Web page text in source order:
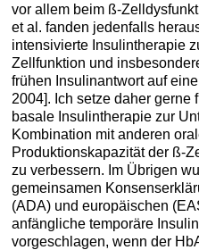
vor allem beim ß-
et al. fanden jedenfalls
intensivierte Insulintherapie
Zellfunktion und
frühen Insulinantwort auf
2004]. Ich setze daher
basale Insulintherapie zur
Kombination mit anderen
Produktionskapazität der ß-
zu verbessern. Im Übrigen
gemeinsamen
(ADA) und europäischen
anfängliche temporäre
vorgeschlagen, wenn der